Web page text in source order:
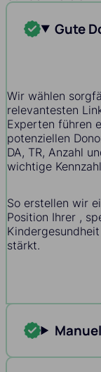
Gute
Wir wählen
relevantesten
Experten führen
potenziellen
DA, TR, Anzahl
wichtige
So erstellen wir
Position Ihrer ,
stärkt.